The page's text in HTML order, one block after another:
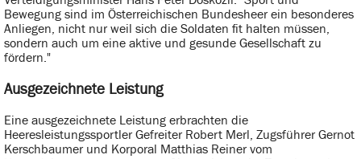
Bewegung sind im Österreichischen Bundesheer ein besonderes
Anliegen, nicht nur weil sich die Soldaten fit halten müssen,
sondern auch um eine aktive und gesunde Gesellschaft zu
fördern."
Ausgezeichnete Leistung
Eine ausgezeichnete Leistung erbrachten die
Heeresleistungssportler Gefreiter Robert Merl, Zugsführer Gernot
Kerschbaumer und Korporal Matthias Reiner vom